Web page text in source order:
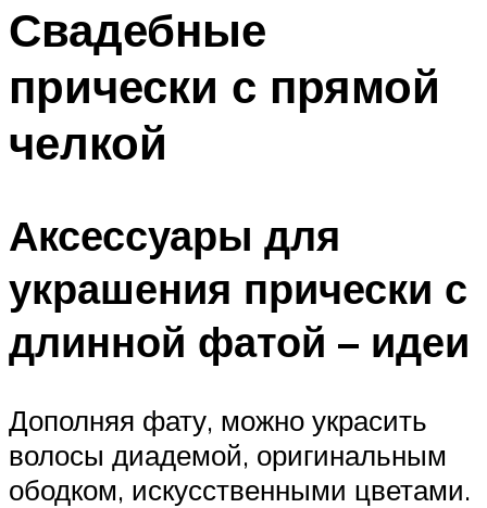
Свадебные
прически с прямой
челкой
Аксессуары для
украшения прически с
длинной фатой – идеи
Дополняя фату, можно украсить
волосы диадемой, оригинальным
ободком, искусственными цветами.